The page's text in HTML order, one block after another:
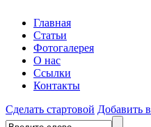
Главная
Статьи
Фотогалерея
О нас
Ссылки
Контакты
Сделать стартовой Добавить